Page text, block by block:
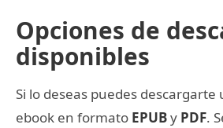
Opciones de
disponibles
Si lo deseas puedes descargarte
ebook en formato EPUBy PDF.